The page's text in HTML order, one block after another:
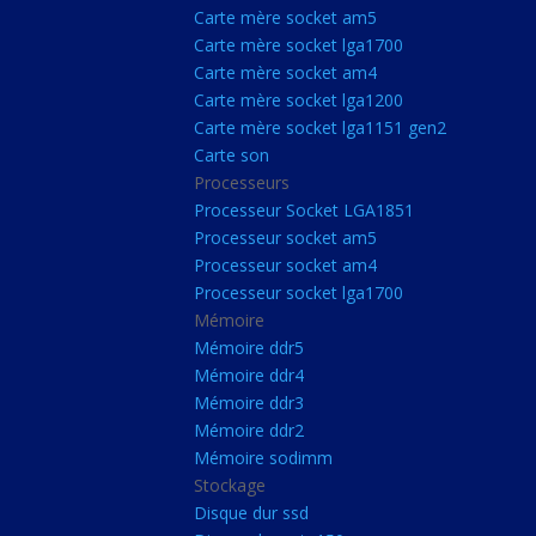
Carte Mère Socket
Carte mère socket am5
Carte mère socket
Carte mère socket am4
Carte mère socket
Carte son
Processeurs
Carte mère socket am5
Carte mère socket lga1700
Carte mère socket am4
Carte mère socket lga1200
Carte mère socket lga1151 gen2
Carte son
Processeurs
Processeur Socket LGA1851
Processeur socket am5
Processeur socket am4
Processeur socket lga1700
Mémoire
Mémoire ddr5
Mémoire ddr4
Mémoire ddr3
Mémoire ddr2
Mémoire sodimm
Stockage
Disque dur ssd